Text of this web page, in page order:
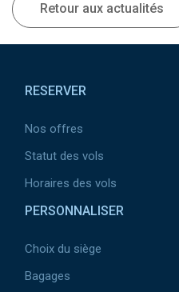
Retour aux actualités
RESERVER
Nos offres
Statut des vols
Horaires des vols
PERSONNALISER
Choix du siège
Bagages